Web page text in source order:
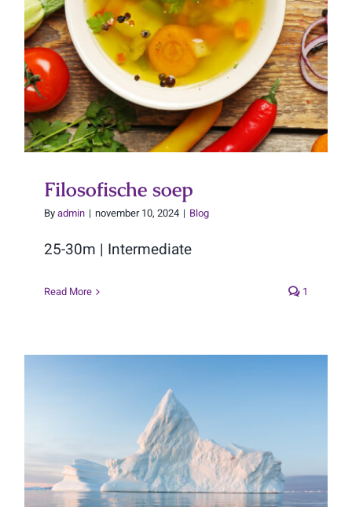
Filosofische soep
Filosofische soep
Byadmin | november 10, 2024 | Blog
25-30m | Intermediate
Read More 1